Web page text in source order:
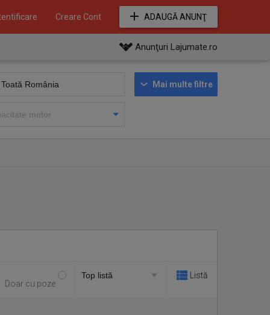
Creare Cont ADAUGĂ ANUNŢ
Anunţuri Lajumate.ro
Mai multe filtre
Doar cu poze
Listă